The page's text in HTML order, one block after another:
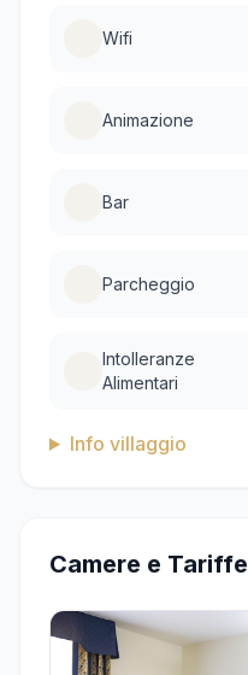
Wifi
Animazione
Bar
Parcheggio
Intolleranze
Alimentari
Info villaggio
Camere e Tariffe